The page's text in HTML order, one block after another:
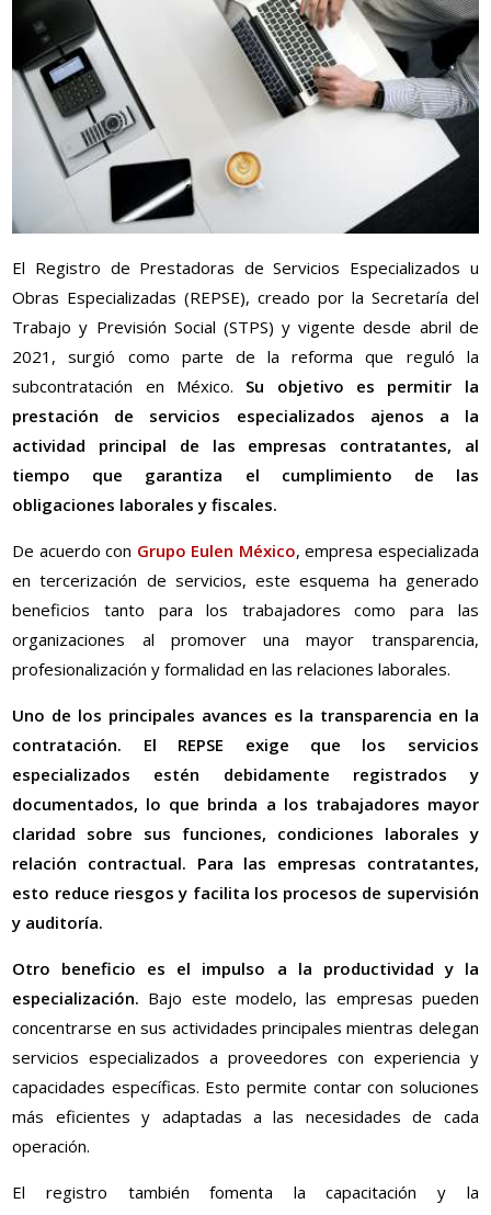
El Registro de Prestadoras de Servicios Especializados u
Obras Especializadas (REPSE), creado por la Secretaría del
Trabajo y Previsión Social (STPS) y vigente desde abril de
2021, surgió como parte de la reforma que reguló la
subcontratación en México. Su objetivo es permitir la
prestación de servicios especializados ajenos a la
actividad principal de las empresas contratantes, al
tiempo que garantiza el cumplimiento de las
obligaciones laborales y fiscales.
De acuerdo con Grupo Eulen México, empresa especializada
en tercerización de servicios, este esquema ha generado
beneficios tanto para los trabajadores como para las
organizaciones al promover una mayor transparencia,
profesionalización y formalidad en las relaciones laborales.
Uno de los principales avances es la transparencia en la
contratación. El REPSE exige que los servicios
especializados estén debidamente registrados y
documentados, lo que brinda a los trabajadores mayor
claridad sobre sus funciones, condiciones laborales y
relación contractual. Para las empresas contratantes,
esto reduce riesgos y facilita los procesos de supervisión
y auditoría.
Otro beneficio es el impulso a la productividad y la
especialización. Bajo este modelo, las empresas pueden
concentrarse en sus actividades principales mientras delegan
servicios especializados a proveedores con experiencia y
capacidades específicas. Esto permite contar con soluciones
más eficientes y adaptadas a las necesidades de cada
operación.
El registro también fomenta la capacitación y la